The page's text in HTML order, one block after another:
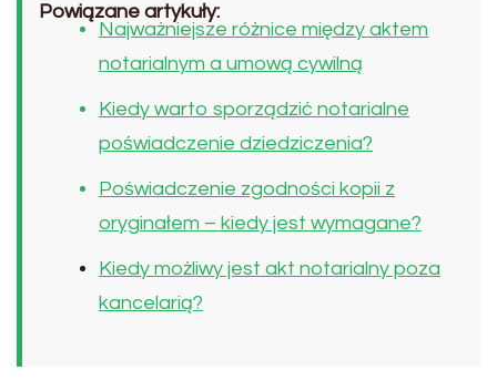
Powiązane artykuły:
Najważniejsze różnice między aktem
notarialnym a umową cywilną
Kiedy warto sporządzić notarialne
poświadczenie dziedziczenia?
Poświadczenie zgodności kopii z
oryginałem – kiedy jest wymagane?
Kiedy możliwy jest akt notarialny poza
kancelarią?